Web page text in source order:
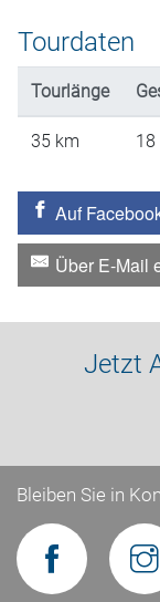
Tourdaten
Tourlänge
35 km 18
Auf
Über E-Mail
Jetzt
Bleiben Sie in